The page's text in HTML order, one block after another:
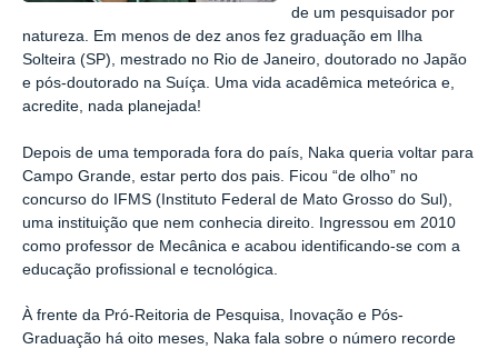
de um pesquisador por
natureza. Em menos de dez anos fez graduação em Ilha
Solteira (SP), mestrado no Rio de Janeiro, doutorado no Japão
e pós-doutorado na Suíça. Uma vida acadêmica meteórica e,
acredite, nada planejada!
Depois de uma temporada fora do país, Naka queria voltar para
Campo Grande, estar perto dos pais. Ficou “de olho” no
concurso do IFMS (Instituto Federal de Mato Grosso do Sul),
uma instituição que nem conhecia direito. Ingressou em 2010
como professor de Mecânica e acabou identificando-se com a
educação profissional e tecnológica.
À frente da Pró-Reitoria de Pesquisa, Inovação e Pós-
Graduação há oito meses, Naka fala sobre o número recorde